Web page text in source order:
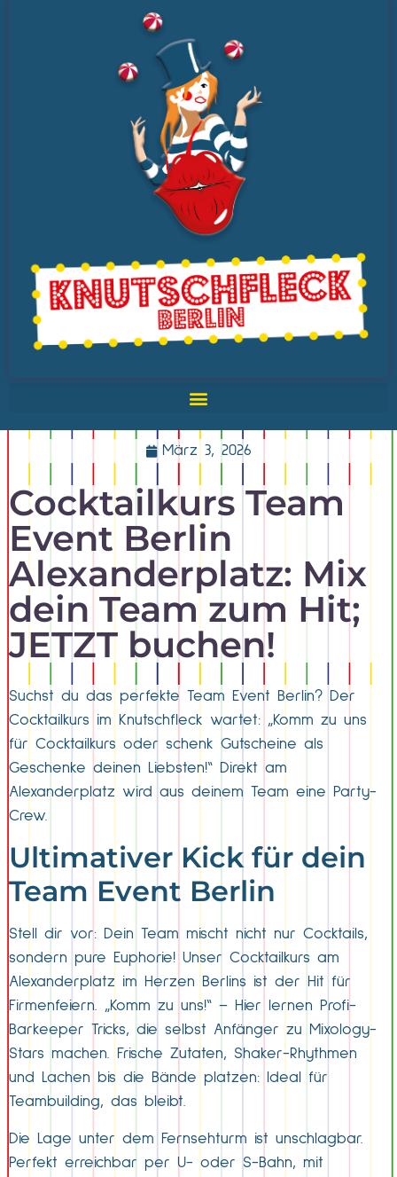
März 3, 2026
Cocktailkurs Team
Event Berlin
Alexanderplatz: Mix
dein Team zum Hit;
JETZT buchen!
Suchst du das perfekte Team Event Berlin? Der
Cocktailkurs im Knutschfleck wartet: „Komm zu uns
für Cocktailkurs oder schenk Gutscheine als
Geschenke deinen Liebsten!“ Direkt am
Alexanderplatz wird aus deinem Team eine Party-
Crew.
Ultimativer Kick für dein
Team Event Berlin
Stell dir vor: Dein Team mischt nicht nur Cocktails,
sondern pure Euphorie! Unser Cocktailkurs am
Alexanderplatz im Herzen Berlins ist der Hit für
Firmenfeiern. „Komm zu uns!“ – Hier lernen Profi-
Barkeeper Tricks, die selbst Anfänger zu Mixology-
Stars machen. Frische Zutaten, Shaker-Rhythmen
und Lachen bis die Bände platzen: Ideal für
Teambuilding, das bleibt.
Die Lage unter dem Fernsehturm ist unschlagbar.
Perfekt erreichbar per U- oder S-Bahn, mit